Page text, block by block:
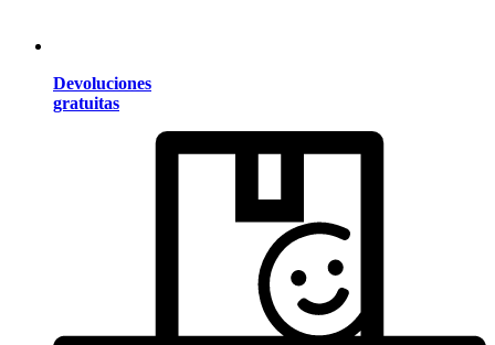
Devoluciones
gratuitas